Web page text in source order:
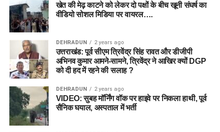
खेत की मेढ़ काटने को लेकर दो पक्षों के बीच खूनी संघर्ष का
वीडियो सोशल मिडिया पर वायरल….
DEHRADUN 2 years ago
उत्तराखंड: पूर्व सीएम त्रिवेंद्र सिंह रावत और डीजीपी
अभिनव कुमार आमने-सामने, त्रिवेंद्र ने आखिर क्यों DGP
को दी हद में रहने की सलाह ?
DEHRADUN 2 years ago
VIDEO: सुबह मॉर्निंग वॉक पर हाइवे पर निकला हाथी, पूर्व
सैनिक घयाल, अस्पताल में भर्ती